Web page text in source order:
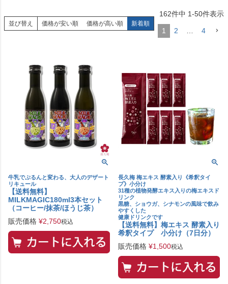
並び替え 価格が安い順 価格が高い順 新着順
162件中 1-50件表示
1 2 4
牛乳でぷるんと変わる、大人のデザート
リキュール
【送料無料】
MILKMAGIC180ml3本セット
（コーヒー/抹茶/ほうじ茶）
販売価格 ¥2,750税込
長久梅 梅エキス 酵素入り《希釈タイ
プ》小分け
31種の植物発酵エキス入りの梅エキスド
リンク
黒糖、ショウガ、シナモンの風味で飲み
やすくした
健康ドリンクです
【送料無料】梅エキス 酵素入り
希釈タイプ 小分け（7日分）
販売価格 ¥1,500税込